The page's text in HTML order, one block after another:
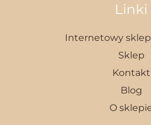
Linki
Internetowy
Sklep
Kontakt
Blog
O